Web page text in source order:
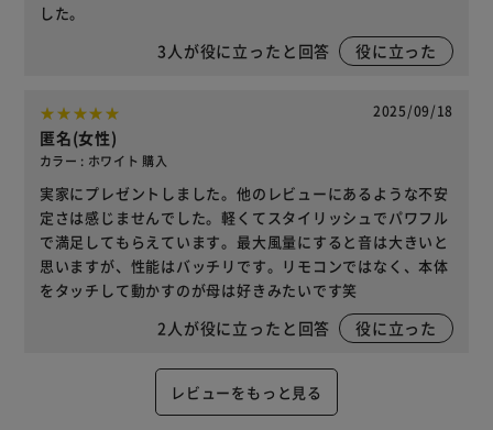
した。
3 人が役に立ったと回答 役に立った
2025/09/18
匿名(女性)
カラー : ホワイト 購入
実家にプレゼントしました。他のレビューにあるような不安
定さは感じませんでした。軽くてスタイリッシュでパワフル
で満足してもらえています。最大風量にすると音は大きいと
思いますが、性能はバッチリです。リモコンではなく、本体
をタッチして動かすのが母は好きみたいです笑
2 人が役に立ったと回答 役に立った
レビューをもっと見る